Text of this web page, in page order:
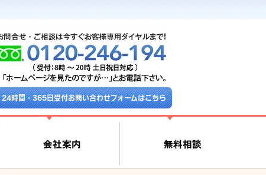
24時間・365日受付お問い合わせフォームはこちら